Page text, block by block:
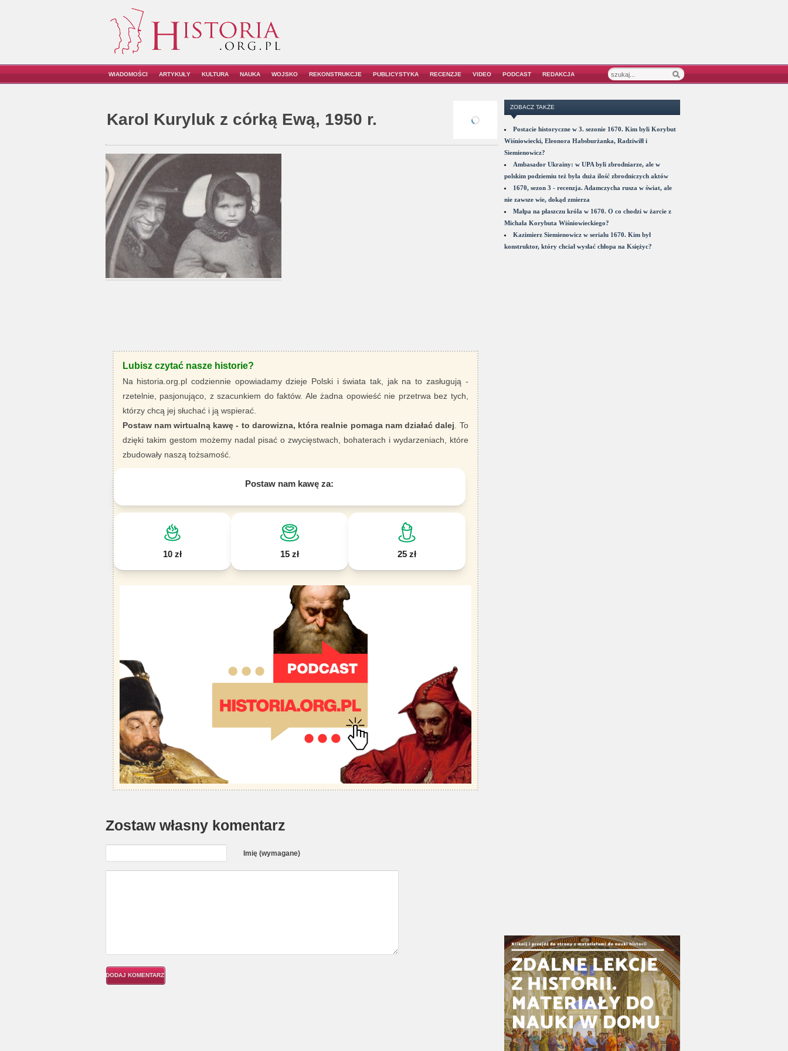
WIADOMOŚCI ARTYKUŁY KULTURA NAUKA WOJSKO REKONSTRUKCJE PUBLICYSTYKA RECENZJE VIDEO PODCAST REDAKCJA
Karol Kuryluk z córką Ewą, 1950 r.
Lubisz czytać nasze historie?
Na historia.org.pl codziennie opowiadamy dzieje Polski i świata tak, jak na to zasługują -
rzetelnie, pasjonująco, z szacunkiem do faktów. Ale żadna opowieść nie przetrwa bez tych,
którzy chcą jej słuchać i ją wspierać.
Postaw nam wirtualną kawę - to darowizna, która realnie pomaga nam działać dalej . To
dzięki takim gestom możemy nadal pisać o zwycięstwach, bohaterach i wydarzeniach, które
zbudowały naszą tożsamość.
Postaw nam kawę za:
10 zł 15 zł 25 zł
Zostaw własny komentarz
Imię (wymagane)
ZOBACZ TAKŻE
Postacie historyczne w 3. sezonie 1670. Kim byli Korybut
Wiśniowiecki, Eleonora Habsburżanka, Radziwiłł i
Siemienowicz?
Ambasador Ukrainy: w UPA byli zbrodniarze, ale w
polskim podziemiu też była duża ilość zbrodniczych aktów
1670, sezon 3 - recenzja. Adamczycha rusza w świat, ale
nie zawsze wie, dokąd zmierza
Małpa na płaszczu króla w 1670. O co chodzi w żarcie z
Michała Korybuta Wiśniowieckiego?
Kazimierz Siemienowicz w serialu 1670. Kim był
konstruktor, który chciał wysłać chłopa na Księżyc?